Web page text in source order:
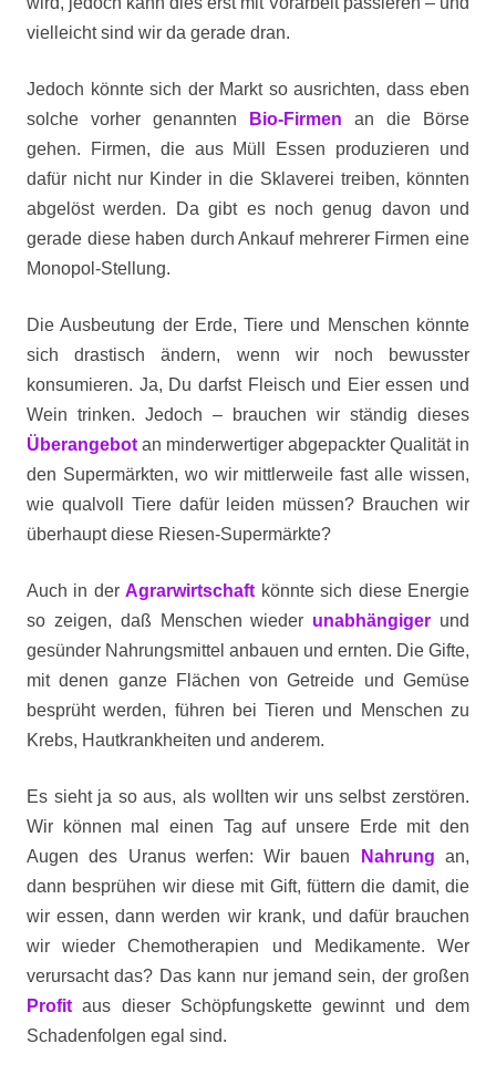
vielleicht sind wir da gerade dran.
Jedoch könnte sich der Markt so ausrichten, dass eben
solche vorher genannten
Bio-Firmen an die Börse
gehen. Firmen, die aus Müll Essen produzieren und
dafür nicht nur Kinder in die Sklaverei treiben, könnten
abgelöst werden. Da gibt es noch genug davon und
gerade diese haben durch Ankauf mehrerer Firmen eine
Monopol-Stellung.
Die Ausbeutung der Erde, Tiere und Menschen könnte
sich drastisch ändern, wenn wir noch bewusster
konsumieren. Ja, Du darfst Fleisch und Eier essen und
Wein trinken. Jedoch – brauchen wir ständig dieses
Überangebot an minderwertiger abgepackter Qualität in
den Supermärkten, wo wir mittlerweile fast alle wissen,
wie qualvoll Tiere dafür leiden müssen? Brauchen wir
überhaupt diese Riesen-Supermärkte?
Auch in derAgrarwirtschaft könnte sich diese Energie
so zeigen, daß Menschen wieder unabhängiger und
gesünder Nahrungsmittel anbauen und ernten. Die Gifte,
mit denen ganze Flächen von Getreide und Gemüse
besprüht werden, führen bei Tieren und Menschen zu
Krebs, Hautkrankheiten und anderem.
Es sieht ja so aus, als wollten wir uns selbst zerstören.
Wir können mal einen Tag auf unsere Erde mit den
Augen des Uranus werfen: Wir bauen
Nahrung an,
dann besprühen wir diese mit Gift, füttern die damit, die
wir essen, dann werden wir krank, und dafür brauchen
wir wieder Chemotherapien und Medikamente. Wer
verursacht das? Das kann nur jemand sein, der großen
Profitaus dieser Schöpfungskette gewinnt und dem
Schadenfolgen egal sind.